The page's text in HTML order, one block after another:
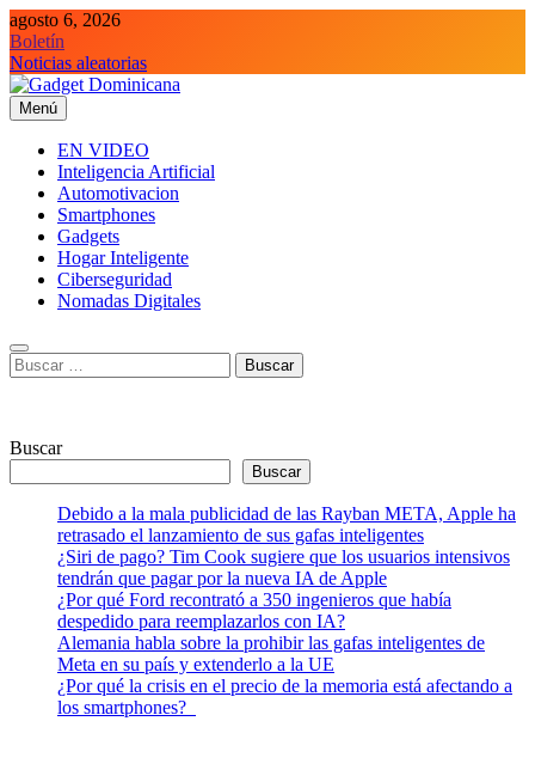
Saltar
al
contenido
agosto 6, 2026
Boletín
Noticias aleatorias
Gadget Dominicana
Gadgets y Tecnología de consumo
Menú
EN VIDEO
Inteligencia Artificial
Automotivacion
Smartphones
Gadgets
Hogar Inteligente
Ciberseguridad
Nomadas Digitales
Buscar:
Buscar
Buscar
Debido a la mala publicidad de las Rayban META, Apple ha
retrasado el lanzamiento de sus gafas inteligentes
¿Siri de pago? Tim Cook sugiere que los usuarios intensivos
tendrán que pagar por la nueva IA de Apple
¿Por qué Ford recontrató a 350 ingenieros que había
despedido para reemplazarlos con IA?
Alemania habla sobre la prohibir las gafas inteligentes de
Meta en su país y extenderlo a la UE
¿Por qué la crisis en el precio de la memoria está afectando a
los smartphones?